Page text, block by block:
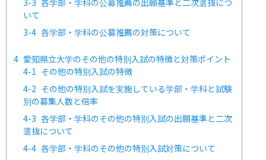
いて
3-4 各学部・学科の公募推薦の対策について
4 愛知県立大学のその他の特別入試の特徴と対策ポイント
4-1 その他の特別入試の特徴
4-2 その他の特別入試を実施している学部・学科と試験
別の募集人数と倍率
4-3 各学部・学科のその他の特別入試の出願基準と二次
選抜について
4-4 各学部・学科のその他の特別入試対策について